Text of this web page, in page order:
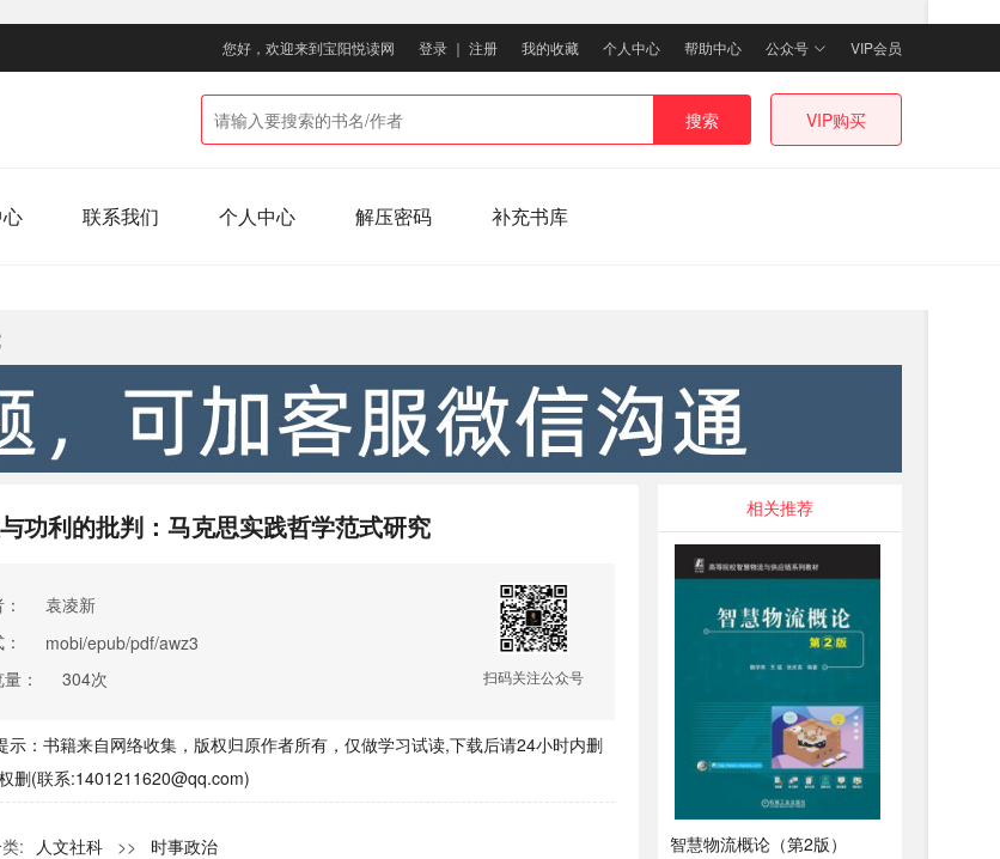
您好，欢迎来到宝阳悦读网 登录 ｜ 注册 我的收藏 个人中心 帮助中心 公众号 VIP会员
搜索 VIP购买
联系我们 个人中心 解压密码 补充书库
功利的批判：马克思实践哲学范式研究
袁凌新
mobi/epub/pdf/awz3
：
304次 扫码关注公众号
示：书籍来自网络收集，版权归原作者所有，仅做学习试读,下载后请24小时内删
删(联系:1401211620@qq.com)
: 人文社科 >> 时事政治
相关推荐
智慧物流概论（第2版）